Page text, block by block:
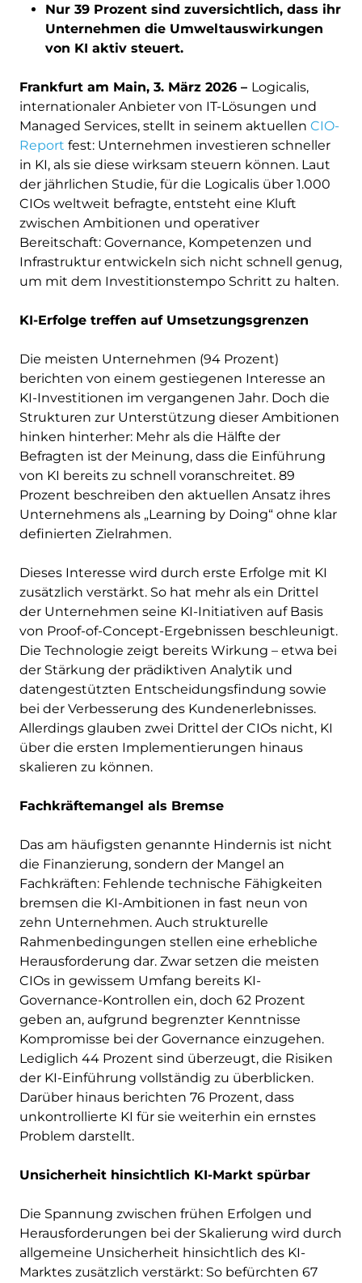
Nur 39 Prozent sind zuversichtlich, dass ihr
Unternehmen die Umweltauswirkungen
von KI aktiv steuert.
Frankfurt am Main, 3. März 2026 – Logicalis,
internationaler Anbieter von IT-Lösungen und
Managed Services, stellt in seinem aktuellen CIO-
Report fest: Unternehmen investieren schneller
in KI, als sie diese wirksam steuern können. Laut
der jährlichen Studie, für die Logicalis über 1.000
CIOs weltweit befragte, entsteht eine Kluft
zwischen Ambitionen und operativer
Bereitschaft: Governance, Kompetenzen und
Infrastruktur entwickeln sich nicht schnell genug,
um mit dem Investitionstempo Schritt zu halten.
KI-Erfolge treffen auf Umsetzungsgrenzen
Die meisten Unternehmen (94 Prozent)
berichten von einem gestiegenen Interesse an
KI-Investitionen im vergangenen Jahr. Doch die
Strukturen zur Unterstützung dieser Ambitionen
hinken hinterher: Mehr als die Hälfte der
Befragten ist der Meinung, dass die Einführung
von KI bereits zu schnell voranschreitet. 89
Prozent beschreiben den aktuellen Ansatz ihres
Unternehmens als „Learning by Doing“ ohne klar
definierten Zielrahmen.
Dieses Interesse wird durch erste Erfolge mit KI
zusätzlich verstärkt. So hat mehr als ein Drittel
der Unternehmen seine KI-Initiativen auf Basis
von Proof-of-Concept-Ergebnissen beschleunigt.
Die Technologie zeigt bereits Wirkung – etwa bei
der Stärkung der prädiktiven Analytik und
datengestützten Entscheidungsfindung sowie
bei der Verbesserung des Kundenerlebnisses.
Allerdings glauben zwei Drittel der CIOs nicht, KI
über die ersten Implementierungen hinaus
skalieren zu können.
Fachkräftemangel als Bremse
Das am häufigsten genannte Hindernis ist nicht
die Finanzierung, sondern der Mangel an
Fachkräften: Fehlende technische Fähigkeiten
bremsen die KI-Ambitionen in fast neun von
zehn Unternehmen. Auch strukturelle
Rahmenbedingungen stellen eine erhebliche
Herausforderung dar. Zwar setzen die meisten
CIOs in gewissem Umfang bereits KI-
Governance-Kontrollen ein, doch 62 Prozent
geben an, aufgrund begrenzter Kenntnisse
Kompromisse bei der Governance einzugehen.
Lediglich 44 Prozent sind überzeugt, die Risiken
der KI-Einführung vollständig zu überblicken.
Darüber hinaus berichten 76 Prozent, dass
unkontrollierte KI für sie weiterhin ein ernstes
Problem darstellt.
Unsicherheit hinsichtlich KI-Markt spürbar
Die Spannung zwischen frühen Erfolgen und
Herausforderungen bei der Skalierung wird durch
allgemeine Unsicherheit hinsichtlich des KI-
Marktes zusätzlich verstärkt: So befürchten 67